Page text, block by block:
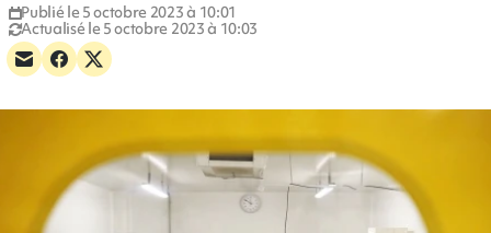
Publié le 5 octobre 2023 à 10:01
Actualisé le 5 octobre 2023 à 10:03